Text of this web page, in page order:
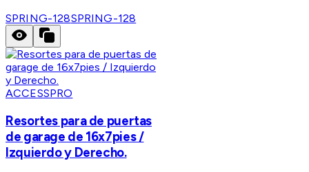
SPRING-128SPRING-128
ACCESSPRO
Resortes para de puertas
de garage de 16x7pies /
Izquierdo y Derecho.